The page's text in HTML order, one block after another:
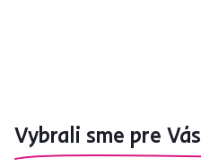
Vybrali sme pre Vás